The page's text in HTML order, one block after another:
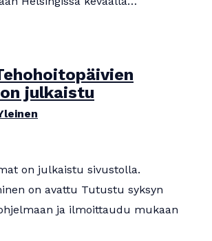
julkaistu
on julkaistu sivustolla.
on avattu Tutustu syksyn
ja ilmoittaudu mukaan